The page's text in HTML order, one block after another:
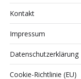
Kontakt
Impressum
Datenschutzerklärung
Cookie-Richtlinie (EU)